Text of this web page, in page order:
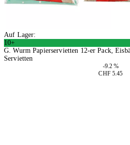
Auf Lager:
10+
G. Wurm Papierservietten 12-er Pack,
Servietten
-9.2 %
CHF 5.45